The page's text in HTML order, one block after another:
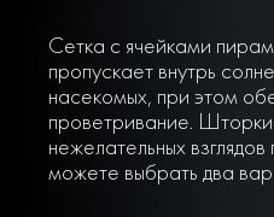
Сетка с ячейками
пропускает внутрь
насекомых, при этом
проветривание.
нежелательных
можете выбрать два